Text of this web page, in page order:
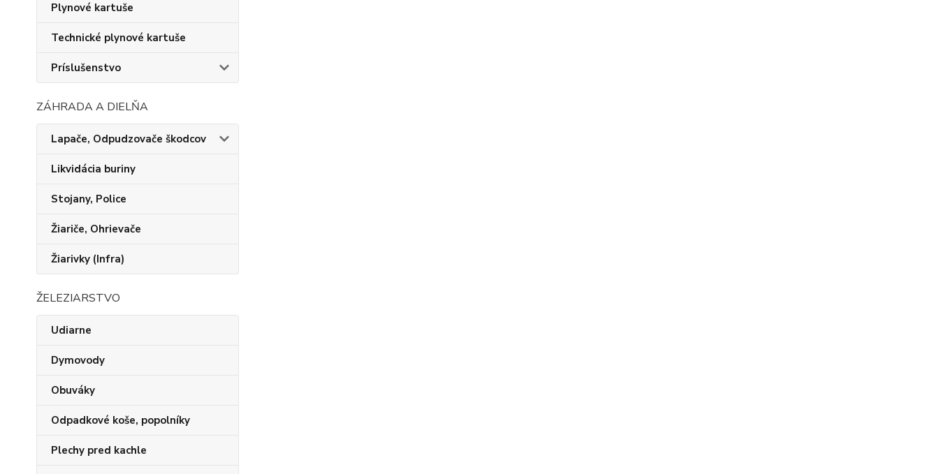
Plynové kartuše
Technické plynové kartuše
Príslušenstvo
ZÁHRADA A DIELŇA
Lapače, Odpudzovače škodcov
Likvidácia buriny
Stojany, Police
Žiariče, Ohrievače
Žiarivky (Infra)
ŽELEZIARSTVO
Udiarne
Dymovody
Obuváky
Odpadkové koše, popolníky
Plechy pred kachle